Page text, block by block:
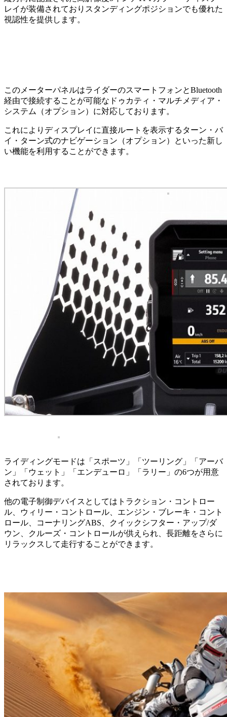
レイが装備されておりスタンディングポジションでも優れた
視認性を提供します。
このメーターパネルはライダーのスマートフォンとBluetooth
経由で接続することが可能なドゥカティ・マルチメディア・
システム（オプション）に対応しております。
これによりディスプレイに直接ルートを表示するターン・バ
イ・ターン式のナビゲーション（オプション）といった新し
い機能を利用することができます。
ライディングモードは「スポーツ」「ツーリング」「アーバ
ン」「ウェット」「エンデューロ」「ラリー」の6つが用意
されております。
他の電子制御デバイスとしてはトラクション・コントロー
ル、ウィリー・コントロール、エンジン・ブレーキ・コント
ロール、コーナリングABS、クイックシフター・アップ/ダ
ウン、クルーズ・コントロールが供えられ、長距離をさらに
リラックスして走行することができます。